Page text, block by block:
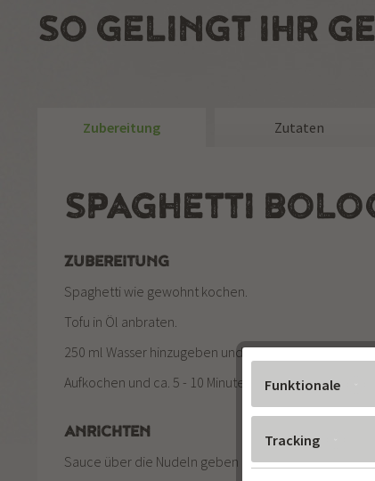
SO GELINGT IHR
Zubereitung Zutaten
SPAGHETTI
ZUBEREITUNG
Spaghetti wie gewohnt kochen.
Tofu in Öl anbraten.
250 ml Wasser hinzugeben und Beutelinhalt
Aufkochen und ca. 5 - 10 Minuten bei schwacher
ANRICHTEN
Sauce über die Nudeln geben und servieren.
Funktionale
Tracking